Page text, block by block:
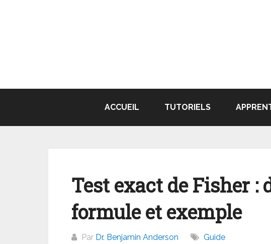
ACCUEIL TUTORIELS
Test exact de Fisher :
formule et exemple
Par Dr. Benjamin Anderson Guide